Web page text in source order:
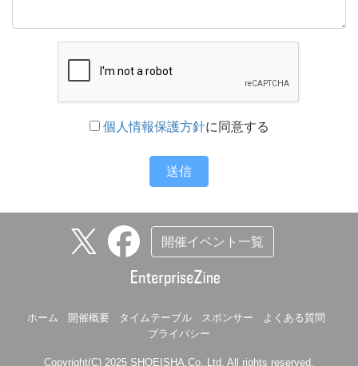
個人情報保護方針に同意する
送信
開催イベント一覧
ホーム 開催概要 タイムテーブル スポンサー
よくある質問
プライバシー
Copyright(C) 2025 SHOEISHA.Co.,Ltd. All rights reserved.